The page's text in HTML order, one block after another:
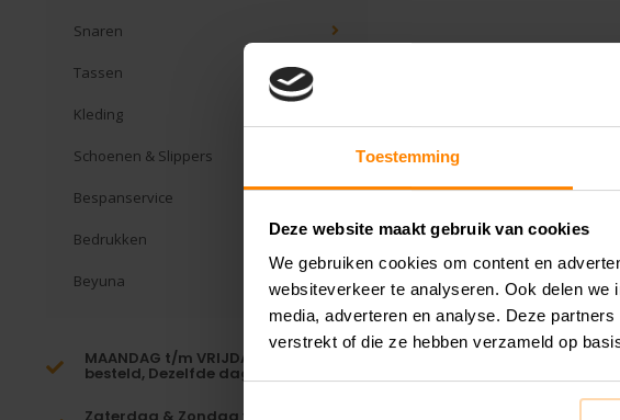
Toestemming
Deze website maakt gebruik van cookies
We gebruiken cookies om content en
websiteverkeer te analyseren. Ook delen
media, adverteren en analyse. Deze
verstrekt of die ze hebben verzameld op
Snaren
Tassen
Kleding
Schoenen & Slippers
Bespanservice
Bedrukken
Beyuna
MAANDAG t/m VRIJDAG voor 16:00
besteld, Dezelfde dag verzonden!*